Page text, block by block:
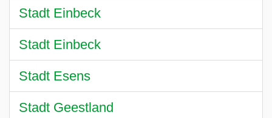
Stadt Einbeck
Stadt Einbeck
Stadt Esens
Stadt Geestland